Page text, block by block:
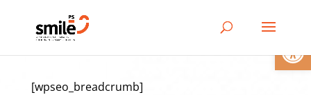
[wpseo_breadcrumb]